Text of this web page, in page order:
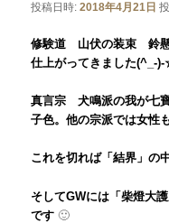
投稿日時:2018年4月21日
修験道 山伏の装束 鈴懸
仕上がってきました(^_-
真言宗 犬鳴派の我が七
子色。他の宗派では女性
これを切れば「結界」の
そしてGWには「柴燈大
です 🙂